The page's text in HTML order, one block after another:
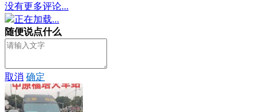
没有更多评论...
正在加载...
随便说点什么
取消 确定